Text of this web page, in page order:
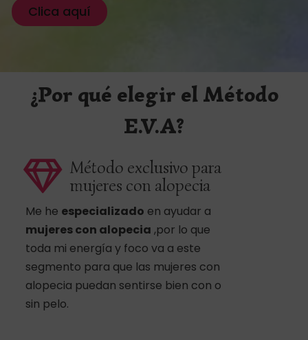
Clica aquí
¿Por qué elegir el Método
E.V.A?
Método exclusivo para
mujeres con alopecia
Me he especializado en ayudar a
mujeres con alopecia ,por lo que
toda mi energía y foco va a este
segmento para que las mujeres con
alopecia puedan sentirse bien con o
sin pelo.